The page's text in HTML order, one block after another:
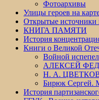
Фотоархивы
Улицы героев на
Открытые источники
КНИГА ПАМЯТИ
История
Книги о Великой
Войной
АЛЕКСЕЙ
Н. А. ЦВЕТКОВ
Бирюк Сергей.
История